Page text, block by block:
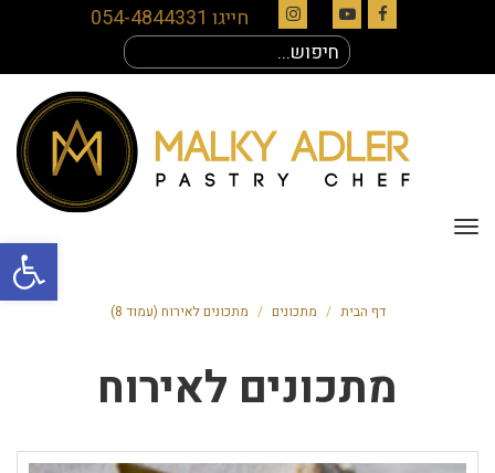
פתח
Facebook
YouTube
Instagram
חייגו 054-4844331
עבור:
תפריט
דף הבית / מתכונים / מתכונים לאירוח (עמוד 8)
מתכונים לאירוח